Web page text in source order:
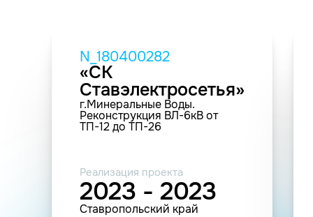
N_180400282
«СК
Ставэлектросетья»
г.Минеральные Воды.
Реконструкция ВЛ-6кВ от
ТП-12 до ТП-26
Реализация проекта
2023 - 2023
Ставропольский край